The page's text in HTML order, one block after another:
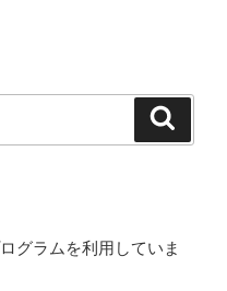
グラムを利用していま